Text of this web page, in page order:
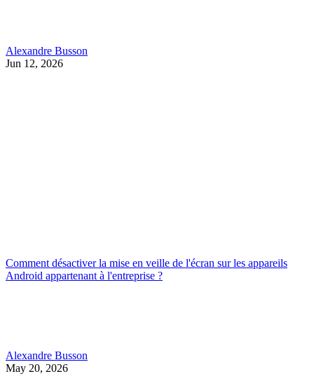
Alexandre Busson
Jun 12, 2026
Comment désactiver la mise en veille de l'écran sur les appareils
Android appartenant à l'entreprise ?
Alexandre Busson
May 20, 2026